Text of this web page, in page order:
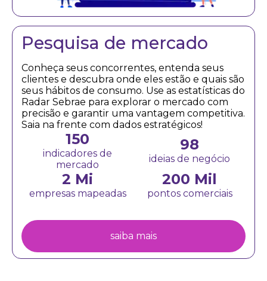
Pesquisa de mercado
Conheça seus concorrentes, entenda seus
clientes e descubra onde eles estão e quais são
seus hábitos de consumo. Use as estatísticas do
Radar Sebrae para explorar o mercado com
precisão e garantir uma vantagem competitiva.
Saia na frente com dados estratégicos!
saiba mais
150
indicadores de
mercado
98
ideias de negócio
2 Mi
empresas mapeadas
200 Mil
pontos comerciais